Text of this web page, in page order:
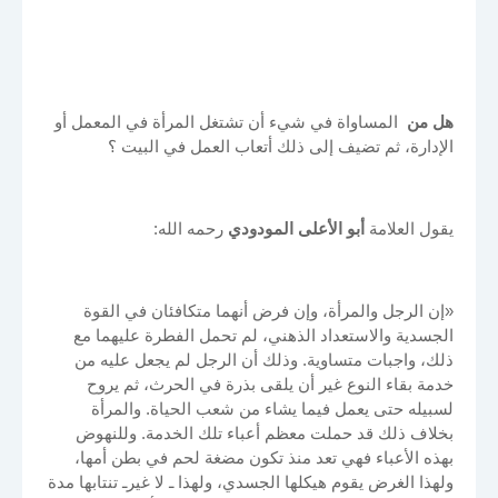
هل من المساواة في شيء أن تشتغل المرأة في المعمل أو
الإدارة، ثم تضيف إلى ذلك أتعاب العمل في البيت ؟
يقول العلامة أبو الأعلى المودودي رحمه الله:
«إن الرجل والمرأة، وإن فرض أنهما متكافئان في القوة
الجسدية والاستعداد الذهني، لم تحمل الفطرة عليهما مع
ذلك، واجبات متساوية. وذلك أن الرجل لم يجعل عليه من
خدمة بقاء النوع غير أن يلقى بذرة في الحرث، ثم يروح
لسبيله حتى يعمل فيما يشاء من شعب الحياة. والمرأة
بخلاف ذلك قد حملت معظم أعباء تلك الخدمة. وللنهوض
بهذه الأعباء فهي تعد منذ تكون مضغة لحم في بطن أمها،
ولهذا الغرض يقوم هيكلها الجسدي، ولهذا ـ لا غيرـ تنتابها مدة